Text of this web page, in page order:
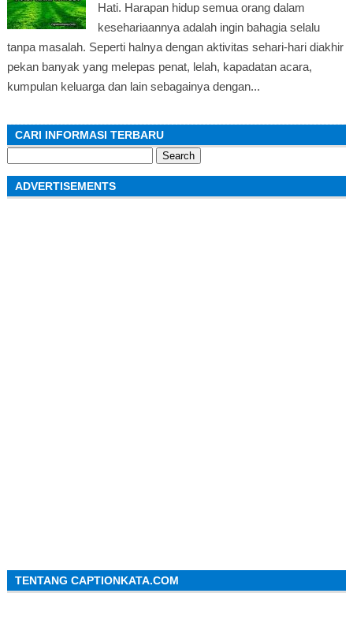
Hati. Harapan hidup semua orang dalam
kesehariaannya adalah ingin bahagia selalu
tanpa masalah. Seperti halnya dengan aktivitas sehari-hari diakhir
pekan banyak yang melepas penat, lelah, kapadatan acara,
kumpulan keluarga dan lain sebagainya dengan...
CARI INFORMASI TERBARU
for:
ADVERTISEMENTS
TENTANG CAPTIONKATA.COM